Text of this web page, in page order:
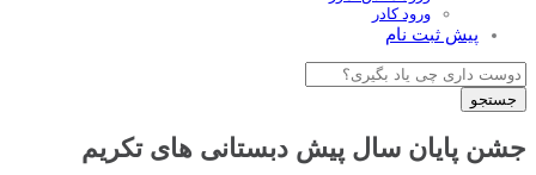
ورود کادر
پیش ثبت نام
Products
search
جستجو
جشن پایان سال پیش دبستانی های تکریم